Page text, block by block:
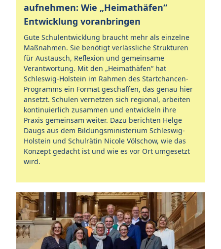
aufnehmen: Wie „Heimathäfen“
Entwicklung voranbringen
Gute Schulentwicklung braucht mehr als einzelne
Maßnahmen. Sie benötigt verlässliche Strukturen
für Austausch, Reflexion und gemeinsame
Verantwortung. Mit den „Heimathäfen“ hat
Schleswig-Holstein im Rahmen des Startchancen-
Programms ein Format geschaffen, das genau hier
ansetzt. Schulen vernetzen sich regional, arbeiten
kontinuierlich zusammen und entwickeln ihre
Praxis gemeinsam weiter. Dazu berichten Helge
Daugs aus dem Bildungsministerium Schleswig-
Holstein und Schulrätin Nicole Völschow, wie das
Konzept gedacht ist und wie es vor Ort umgesetzt
wird.